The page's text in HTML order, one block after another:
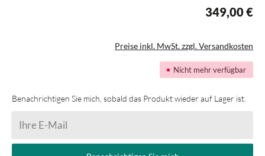
349,00 €
Preise inkl. MwSt. zzgl. Versandkosten
Nicht mehr verfügbar
Benachrichtigen Sie mich, sobald das Produkt wieder auf Lager ist.